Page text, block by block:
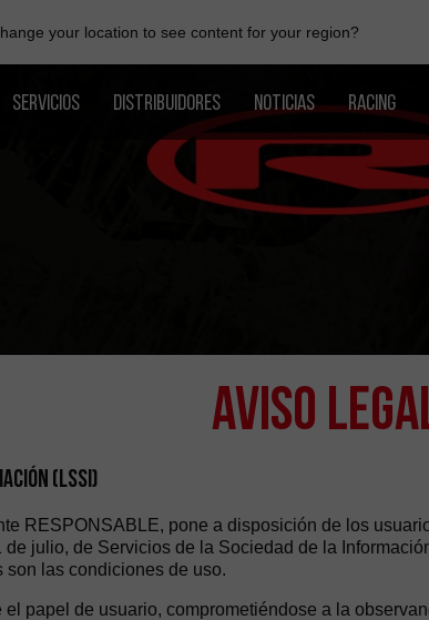
your location to see content for your region?
SERVICIOS DISTRIBUIDORES NOTICIAS RACING
Aviso
(LSSI)
RESPONSABLE, pone a disposición de los
julio, de Servicios de la Sociedad de la
las condiciones de uso.
papel de usuario, comprometiéndose a la